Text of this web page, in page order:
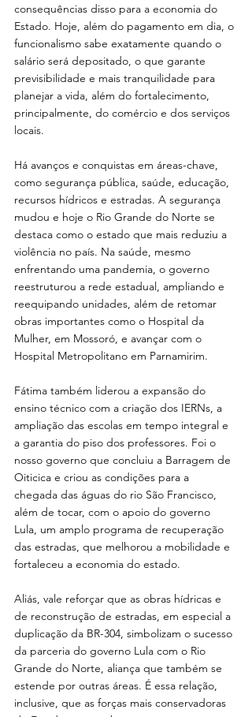
consequências disso para a economia do
Estado. Hoje, além do pagamento em dia, o
funcionalismo sabe exatamente quando o
salário será depositado, o que garante
previsibilidade e mais tranquilidade para
planejar a vida, além do fortalecimento,
principalmente, do comércio e dos serviços
locais.
Há avanços e conquistas em áreas-chave,
como segurança pública, saúde, educação,
recursos hídricos e estradas. A segurança
mudou e hoje o Rio Grande do Norte se
destaca como o estado que mais reduziu a
violência no país. Na saúde, mesmo
enfrentando uma pandemia, o governo
reestruturou a rede estadual, ampliando e
reequipando unidades, além de retomar
obras importantes como o Hospital da
Mulher, em Mossoró, e avançar com o
Hospital Metropolitano em Parnamirim.
Fátima também liderou a expansão do
ensino técnico com a criação dos IERNs, a
ampliação das escolas em tempo integral e
a garantia do piso dos professores. Foi o
nosso governo que concluiu a Barragem de
Oiticica e criou as condições para a
chegada das águas do rio São Francisco,
além de tocar, com o apoio do governo
Lula, um amplo programa de recuperação
das estradas, que melhorou a mobilidade e
fortaleceu a economia do estado.
Aliás, vale reforçar que as obras hídricas e
de reconstrução de estradas, em especial a
duplicação da BR-304, simbolizam o sucesso
da parceria do governo Lula com o Rio
Grande do Norte, aliança que também se
estende por outras áreas. É essa relação,
inclusive, que as forças mais conservadoras